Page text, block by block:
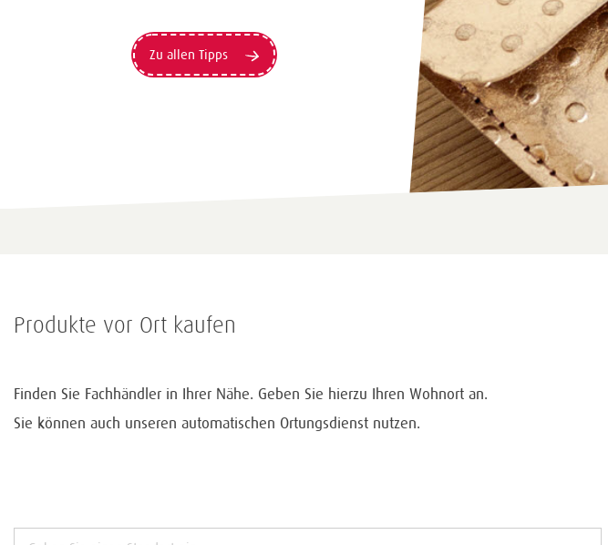
Zu allen Tipps
Produkte vor Ort kaufen
Finden Sie Fachhändler in Ihrer Nähe. Geben Sie hierzu Ihren Wohnort an.
Sie können auch unseren automatischen Ortungsdienst nutzen.